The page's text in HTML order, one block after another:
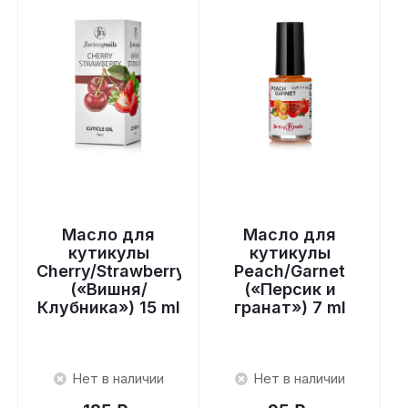
Масло для
кутикулы
Cherry/Strawberry
(«Вишня/
Клубника») 15 ml
Нет в наличии
Масло для
кутикулы
Peach/Garnet
(«Персик и
гранат») 7 ml
Нет в наличии